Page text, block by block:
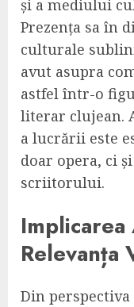
și a mediului
Prezența sa în
culturale
avut asupra
astfel într-o
literar clujean.
a lucrării este
doar opera, ci
scriitorului.
Implicarea
Relevanța
Din